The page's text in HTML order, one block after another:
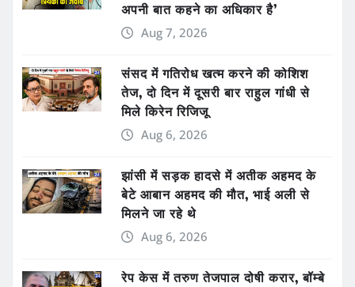
अपनी बात कहने का अधिकार है’
Aug 7, 2026
संसद में गतिरोध खत्म करने की कोशिश
तेज, दो दिन में दूसरी बार राहुल गांधी से
मिले किरेन रिजिजू
Aug 6, 2026
झांसी में सड़क हादसे में अतीक अहमद के
बेटे आबान अहमद की मौत, भाई अली से
मिलने जा रहे थे
Aug 6, 2026
रेप केस में तरुण तेजपाल दोषी करार, बॉम्बे